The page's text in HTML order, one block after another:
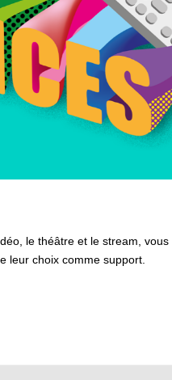
le théâtre et le stream,
leur choix comme support.